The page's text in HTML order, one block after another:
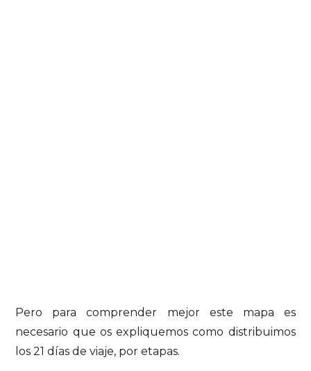
Pero para comprender mejor este mapa es
necesario que os expliquemos como distribuimos
los 21 días de viaje, por etapas.